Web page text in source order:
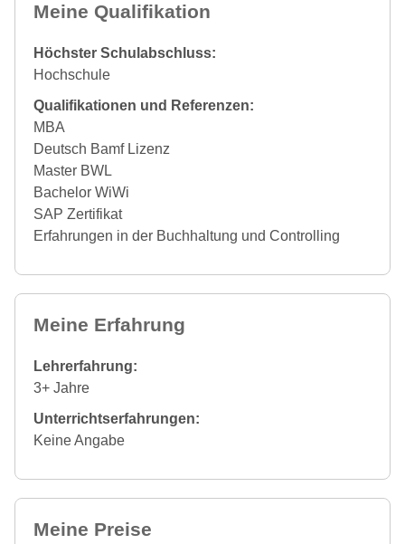
Meine Qualifikation
Höchster Schulabschluss:
Hochschule
Qualifikationen und Referenzen:
MBA
Deutsch Bamf Lizenz
Master BWL
Bachelor WiWi
SAP Zertifikat
Erfahrungen in der Buchhaltung und Controlling
Meine Erfahrung
Lehrerfahrung:
3+ Jahre
Unterrichtserfahrungen:
Keine Angabe
Meine Preise